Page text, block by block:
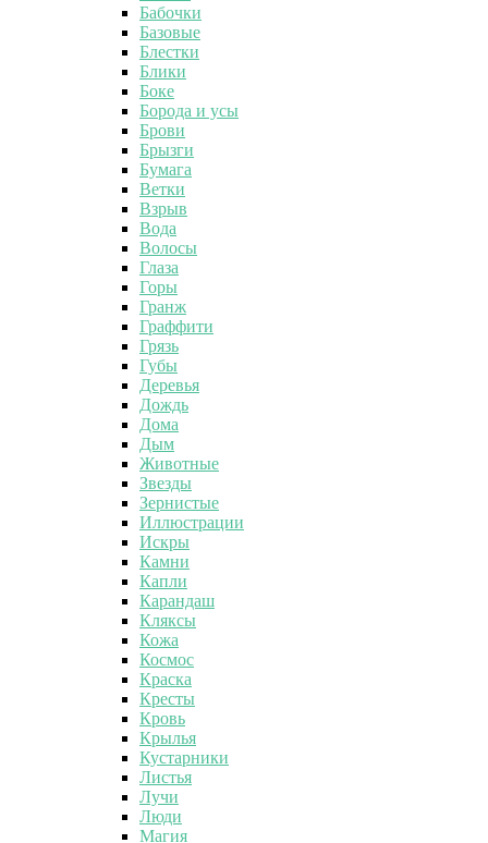
Бабочки
Базовые
Блестки
Блики
Боке
Борода и усы
Брови
Брызги
Бумага
Ветки
Взрыв
Вода
Волосы
Глаза
Горы
Гранж
Граффити
Грязь
Губы
Деревья
Дождь
Дома
Дым
Животные
Звезды
Зернистые
Иллюстрации
Искры
Камни
Капли
Карандаш
Кляксы
Кожа
Космос
Краска
Кресты
Кровь
Крылья
Кустарники
Листья
Лучи
Люди
Магия